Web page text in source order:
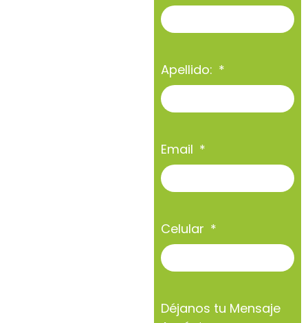
Apellido:
Email
Celular
Déjanos tu Mensaje